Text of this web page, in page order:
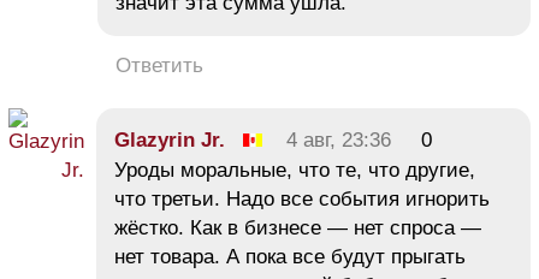
Ответить
Glazyrin Jr. 4 авг, 23:36
0
Уроды моральные, что те, что другие,
что третьи. Надо все события игнорить
жёстко. Как в бизнесе — нет спроса —
нет товара. А пока все будут прыгать